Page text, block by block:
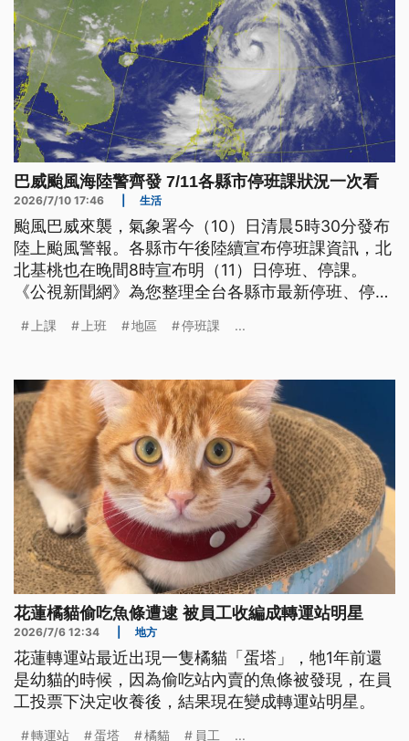
巴威颱風海陸警齊發 7/11各縣市停班課狀況一次看
2026/7/10 17:46 生活
颱風巴威來襲，氣象署今（10）日清晨5時30分發布
陸上颱風警報。各縣市午後陸續宣布停班課資訊，北
北基桃也在晚間8時宣布明（11）日停班、停課。
《公視新聞網》為您整理全台各縣市最新停班、停課
上課 上班 地區 停班課 ...
花蓮橘貓偷吃魚條遭逮 被員工收編成轉運站明星
2026/7/6 12:34 地方
花蓮轉運站最近出現一隻橘貓「蛋塔」，牠1年前還
是幼貓的時候，因為偷吃站內賣的魚條被發現，在員
工投票下決定收養後，結果現在變成轉運站明星。
轉運站 蛋塔 橘貓 員工 ...